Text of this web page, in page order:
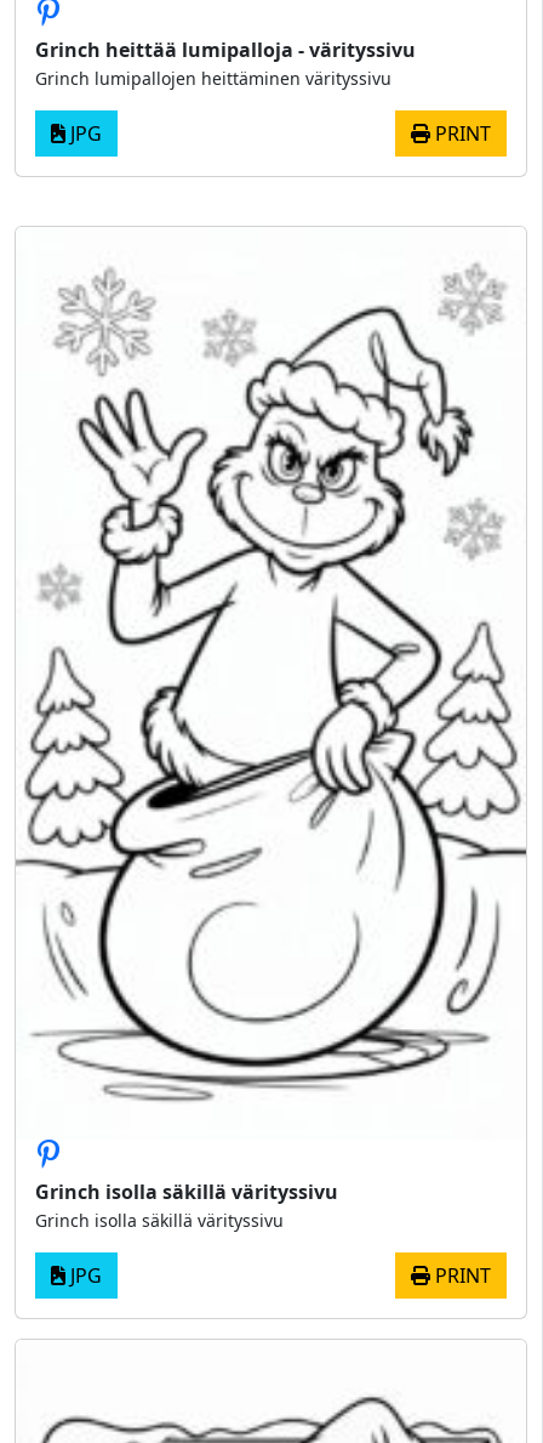
Grinch heittää lumipalloja - värityssivu
Grinch lumipallojen heittäminen värityssivu
JPG PRINT
Grinch isolla säkillä värityssivu
Grinch isolla säkillä värityssivu
JPG PRINT